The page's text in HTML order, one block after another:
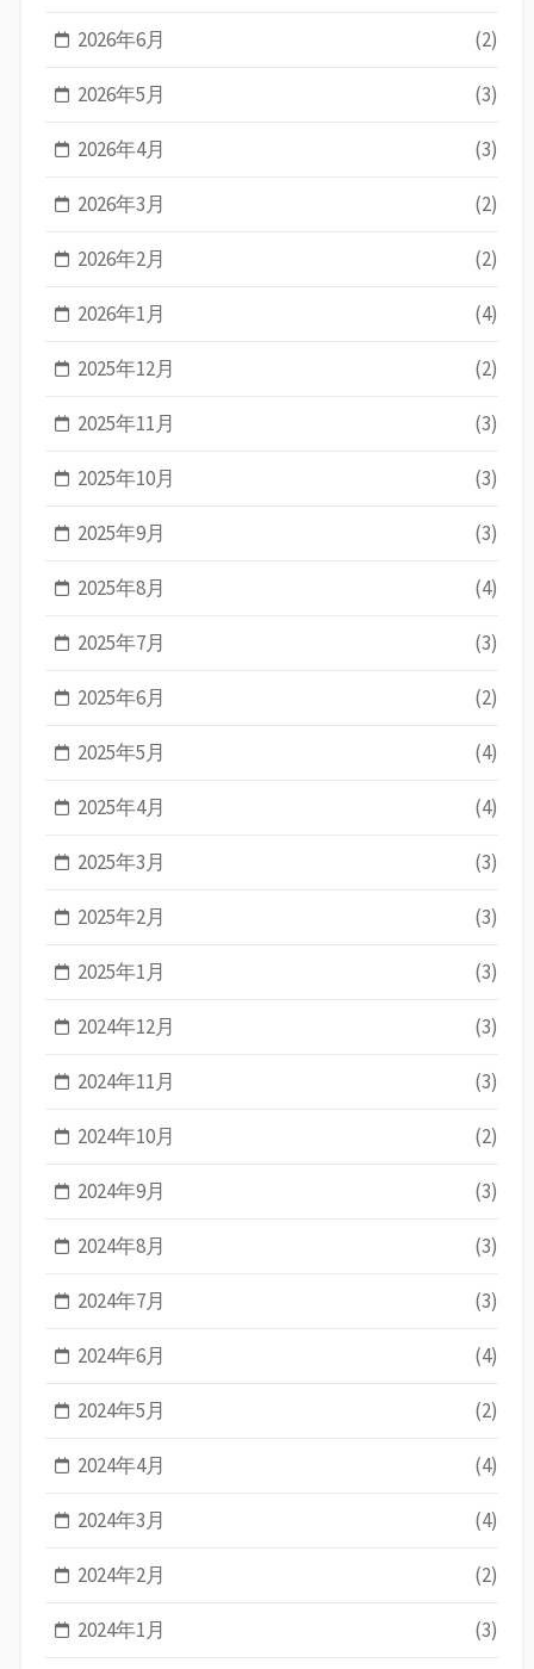
2026年6月 (2)
2026年5月 (3)
2026年4月 (3)
2026年3月 (2)
2026年2月 (2)
2026年1月 (4)
2025年12月 (2)
2025年11月 (3)
2025年10月 (3)
2025年9月 (3)
2025年8月 (4)
2025年7月 (3)
2025年6月 (2)
2025年5月 (4)
2025年4月 (4)
2025年3月 (3)
2025年2月 (3)
2025年1月 (3)
2024年12月 (3)
2024年11月 (3)
2024年10月 (2)
2024年9月 (3)
2024年8月 (3)
2024年7月 (3)
2024年6月 (4)
2024年5月 (2)
2024年4月 (4)
2024年3月 (4)
2024年2月 (2)
2024年1月 (3)